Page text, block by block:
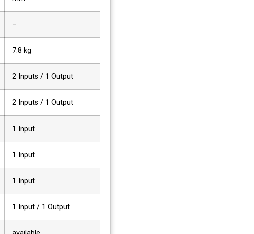
–
7.8 kg
2 Inputs / 1 Output
2 Inputs / 1 Output
1 Input
1 Input
1 Input
1 Input / 1 Output